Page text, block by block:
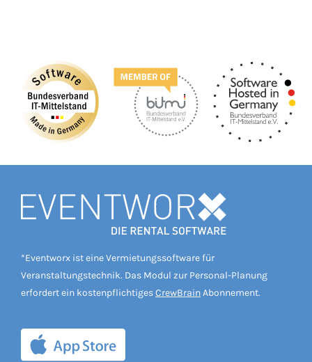
*Eventworx ist eine Vermietungssoftware für
Veranstaltungstechnik. Das Modul zur Personal-Planung
erfordert ein kostenpflichtiges CrewBrain Abonnement.